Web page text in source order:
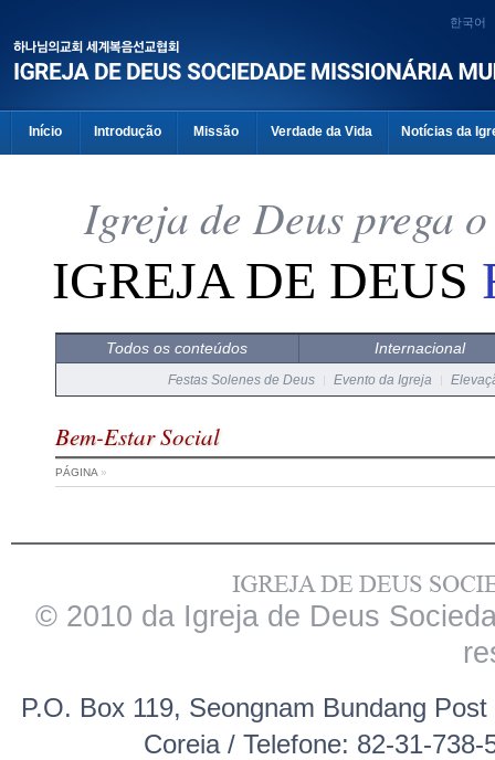
한국어
Início Introdução Missão Verdade da Vida Notícias da
Igreja de Deus prega
IGREJA DE DEUS
Todos os conteúdos Internacional
Festas Solenes de Deus Evento da Igreja
Bem-Estar Social
PÁGINA »
© 2010 da Igreja de Deus
P.O. Box 119, Seongnam Bundang
Coreia / Telefone: 82-31-